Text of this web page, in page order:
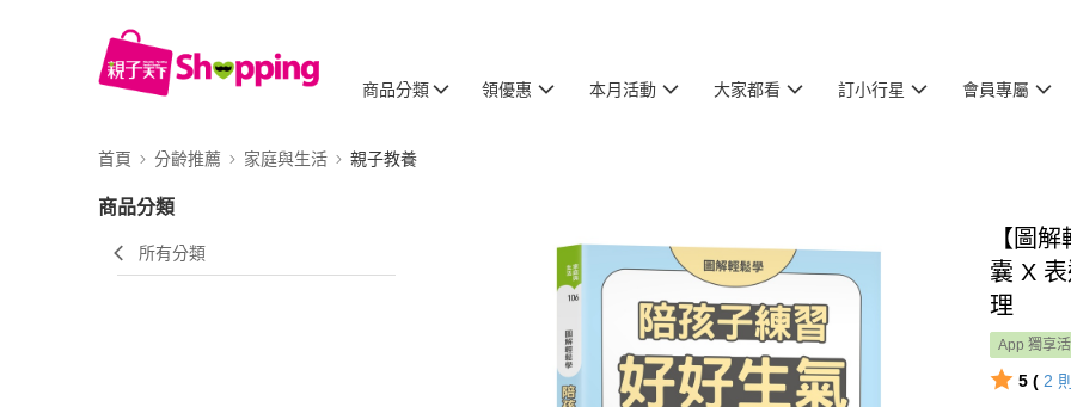
商品分類 領優惠 本月活動 大家都看 訂小行星 會員專屬
首頁 分齡推薦 家庭與生活 親子教養
商品分類
所有分類
【圖
囊 X
理
App 獨享
5 ( 2